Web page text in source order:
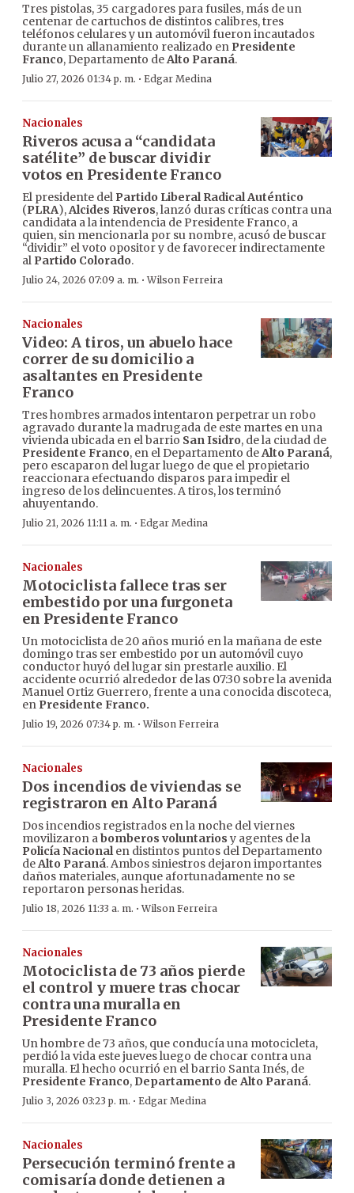
Tres pistolas, 35 cargadores para fusiles, más de un
centenar de cartuchos de distintos calibres, tres
teléfonos celulares y un automóvil fueron incautados
durante un allanamiento realizado en Presidente
Franco, Departamento deAlto Paraná.
Julio 27, 2026 01:34 p. m. · Edgar Medina
Nacionales
Riveros acusa a “candidata
satélite” de buscar dividir
votos en Presidente Franco
El presidente del Partido Liberal Radical Auténtico
(PLRA),Alcides Riveros, lanzó duras críticas contra una
candidata a la intendencia de Presidente Franco, a
quien, sin mencionarla por su nombre, acusó de buscar
“dividir” el voto opositor y de favorecer indirectamente
al Partido Colorado.
Julio 24, 2026 07:09 a. m. ·Wilson Ferreira
Nacionales
Video: A tiros, un abuelo hace
correr de su domicilio a
asaltantes en Presidente
Franco
Tres hombres armados intentaron perpetrar un robo
agravado durante la madrugada de este martes en una
vivienda ubicada en el barrio San Isidro, de la ciudad de
Presidente Franco, en el Departamento deAlto Paraná,
pero escaparon del lugar luego de que el propietario
reaccionara efectuando disparos para impedir el
ingreso de los delincuentes. A tiros, los terminó
ahuyentando.
Julio 21, 2026 11:11 a. m. · Edgar Medina
Nacionales
Motociclista fallece tras ser
embestido por una furgoneta
en Presidente Franco
Un motociclista de 20 años murió en la mañana de este
domingo tras ser embestido por un automóvil cuyo
conductor huyó del lugar sin prestarle auxilio. El
accidente ocurrió alrededor de las 07:30 sobre la avenida
Manuel Ortiz Guerrero, frente a una conocida discoteca,
en Presidente Franco.
Julio 19, 2026 07:34 p. m. ·Wilson Ferreira
Nacionales
Dos incendios de viviendas se
registraron en Alto Paraná
Dos incendios registrados en la noche del viernes
movilizaron abomberos voluntarios y agentes de la
Policía Nacionalen distintos puntos del Departamento
deAlto Paraná. Ambos siniestros dejaron importantes
daños materiales, aunque afortunadamente no se
reportaron personas heridas.
Julio 18, 2026 11:33 a. m. ·Wilson Ferreira
Nacionales
Motociclista de 73 años pierde
el control y muere tras chocar
contra una muralla en
Presidente Franco
Un hombre de 73 años, que conducía una motocicleta,
perdió la vida este jueves luego de chocar contra una
muralla. El hecho ocurrió en el barrio Santa Inés, de
Presidente Franco, Departamento de Alto Paraná.
Julio 3, 2026 03:23 p. m. · Edgar Medina
Nacionales
Persecución terminó frente a
comisaría donde detienen a